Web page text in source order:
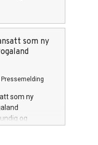
som ny
Pressemelding
som ny
og